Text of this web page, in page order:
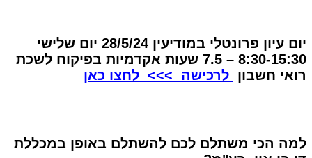
יום עיון פרונטלי במודיעין 28/5/24 יום שלישי
8:30-15:30 – 7.5 שעות אקדמיות בפיקוח לשכת
רואי חשבון לרכישה >>> לחצו כאן
למה הכי משתלם לכם להשתלם באופן במכללת